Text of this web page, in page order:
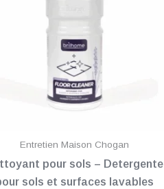
Entretien Maison Chogan
pour sols – Detergente
sols et surfaces lavables